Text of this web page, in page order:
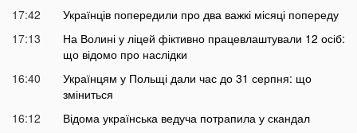
17:42
Українців попередили про два важкі місяці попереду
17:13
На Волині у ліцей фіктивно працевлаштували 12 осіб:
що відомо про наслідки
16:40
Українцям у Польщі дали час до 31 серпня: що
зміниться
16:12
Відома українська ведуча потрапила у скандал